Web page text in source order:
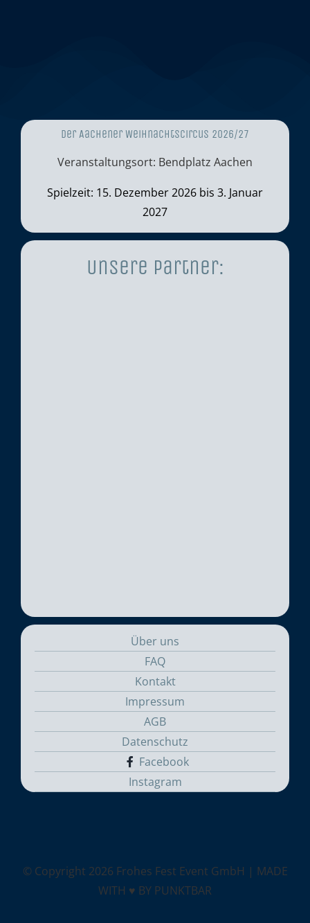
Der Aachener Weihnachtscircus 2026/27
Veranstaltungsort: Bendplatz Aachen
Spielzeit: 15. Dezember 2026 bis 3. Januar
2027
Unsere Partner:
Über uns
FAQ
Kontakt
Impressum
AGB
Datenschutz
Facebook
Instagram
© Copyright 2026 Frohes Fest Event GmbH | MADE
WITH ♥ BY PUNKTBAR